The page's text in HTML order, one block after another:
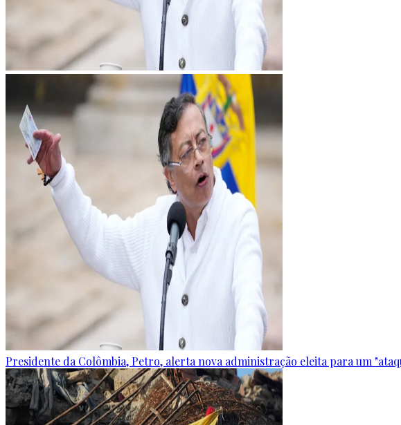
Presidente da Colômbia, Petro, alerta nova administração eleita para um